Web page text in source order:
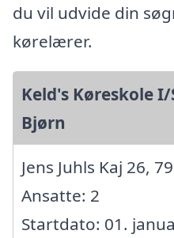
du vil udvide din
kørelærer.
Keld's Køreskole
Bjørn
Jens Juhls Kaj 26,
Ansatte: 2
Startdato: 01.